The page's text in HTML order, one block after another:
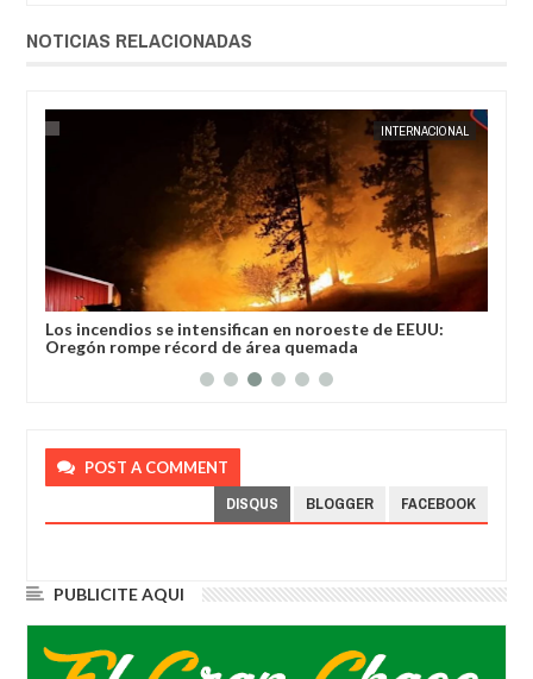
NOTICIAS RELACIONADAS
AUG 04, 2026
INTERNACIONAL
Los incendios se intensifican en noroeste de EEUU:
Oregón rompe récord de área quemada
JORGE
POST A COMMENT
DISQUS BLOGGER FACEBOOK
PUBLICITE AQUI